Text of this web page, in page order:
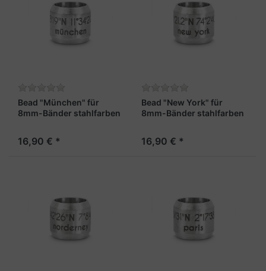
Bead "München" für
8mm-Bänder stahlfarben
16,90 € *
Bead "New York" für
8mm-Bänder stahlfarben
16,90 € *